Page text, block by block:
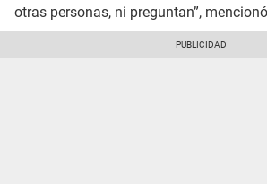
otras personas, ni preguntan”,